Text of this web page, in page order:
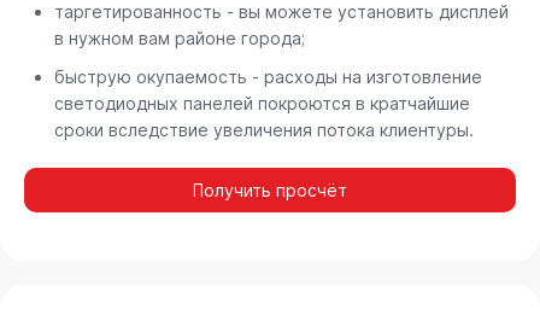
таргетированность - вы можете установить дисплей
в нужном вам районе города;
быструю окупаемость - расходы на изготовление
светодиодных панелей покроются в кратчайшие
сроки вследствие увеличения потока клиентуры.
Получить просчёт